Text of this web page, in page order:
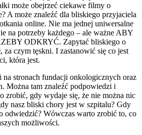
może obejrzeć ciekawe filmy o
A może znaleźć dla bliskiego przyjaciela
online. Nie ma jednej uniwersalne
na potrzeby każdego – ale ważne ABY
ODKRYĆ. Zapytać bliskiego o
za czym tęskni. I zastanowić się co jest
która jest.
na stronach fundacji onkologicznych oraz
Można tam znaleźć podpowiedzi i
zrobić, gdy wydaje się, że nie można nic
nasz bliski chory jest w szpitalu? Gdy
odwiedzić? Wówczas warto zrobić to, co
możliwości.